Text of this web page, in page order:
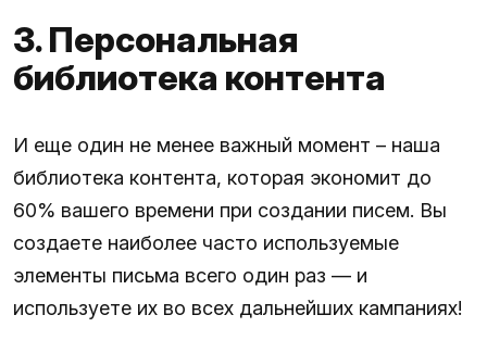
3. Персональная
библиотека контента
И еще один не менее важный момент – наша
библиотека контента, которая экономит до
60% вашего времени при создании писем. Вы
создаете наиболее часто используемые
элементы письма всего один раз — и
используете их во всех дальнейших кампаниях!